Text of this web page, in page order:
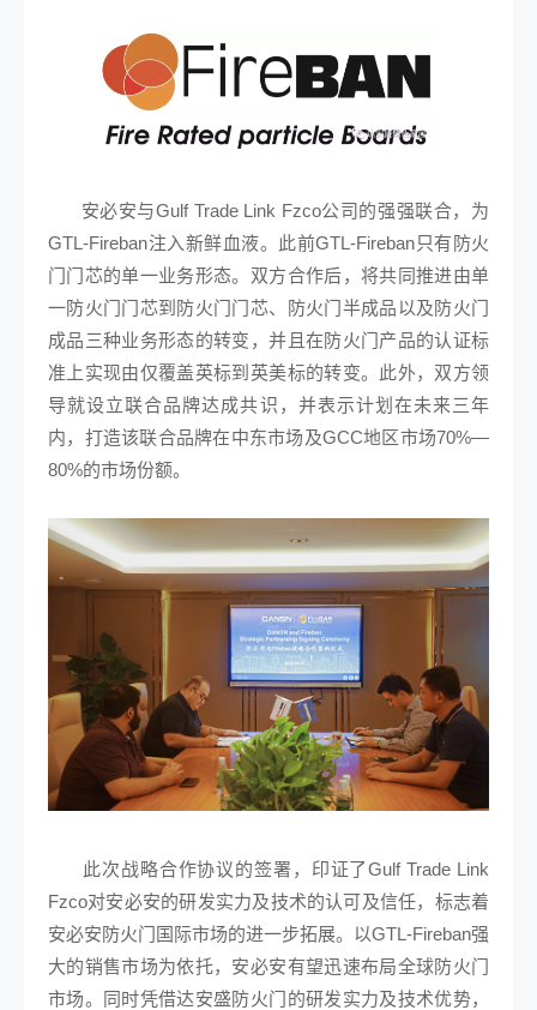
安必安与Gulf Trade Link Fzco公司的强强联合，为
GTL-Fireban注入新鲜血液。此前GTL-Fireban只有防火
门门芯的单一业务形态。双方合作后，将共同推进由单
一防火门门芯到防火门门芯、防火门半成品以及防火门
成品三种业务形态的转变，并且在防火门产品的认证标
准上实现由仅覆盖英标到英美标的转变。此外，双方领
导就设立联合品牌达成共识，并表示计划在未来三年
内，打造该联合品牌在中东市场及GCC地区市场70%—
80%的市场份额。
此次战略合作协议的签署，印证了Gulf Trade Link
Fzco对安必安的研发实力及技术的认可及信任，标志着
安必安防火门国际市场的进一步拓展。以GTL-Fireban强
大的销售市场为依托，安必安有望迅速布局全球防火门
市场。同时凭借达安盛防火门的研发实力及技术优势，